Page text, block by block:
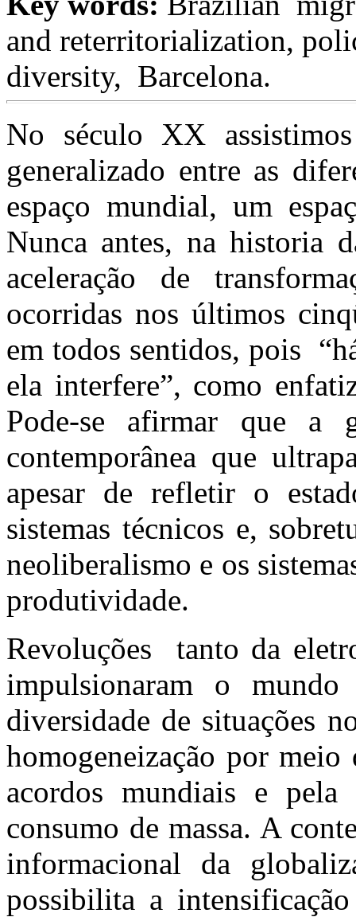
and reterritorialization,
diversity, Barcelona.
No século XX
generalizado entre as
espaço mundial, um
Nunca antes, na historia
aceleração de
ocorridas nos últimos
em todos sentidos, pois
ela interfere”, como
Pode-se afirmar que a
contemporânea que
apesar de refletir o
sistemas técnicos e,
neoliberalismo e os
produtividade.
Revoluções tanto da
impulsionaram o
diversidade de situações
homogeneização por meio
acordos mundiais e
consumo de massa. A
informacional da
possibilita a